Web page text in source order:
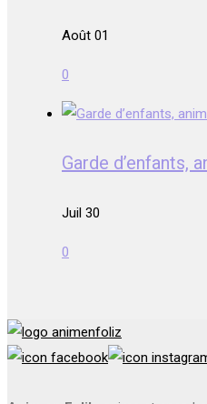
Août 01
0
Garde d’enfants,
Juil 30
0